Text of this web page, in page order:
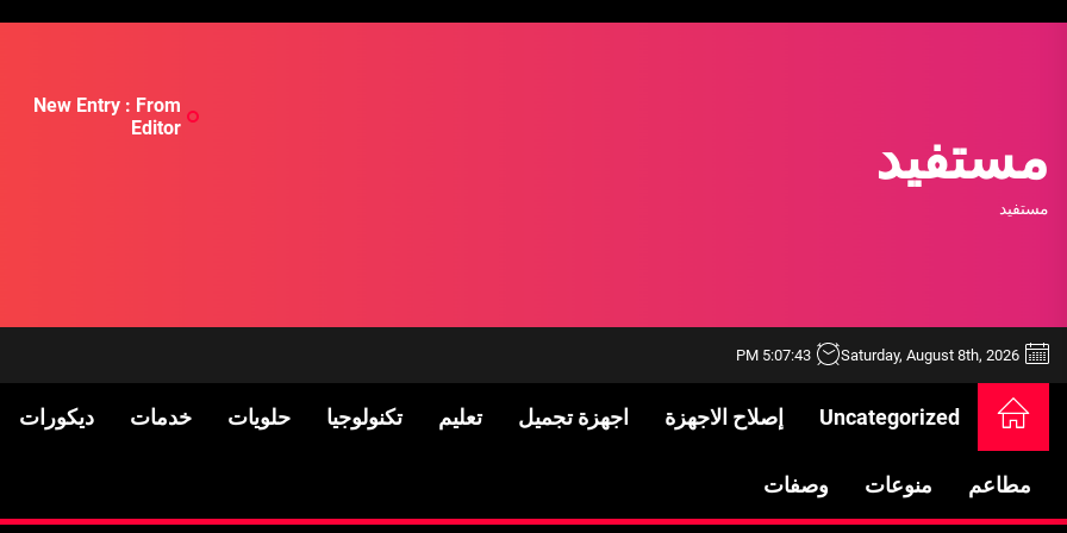
مستفيد
مستفيد
New Entry : From
Editor
Saturday, August 8th, 2026
5:07:43 PM
Uncategorized إصلاح الاجهزة اجهزة تجميل تعليم تكنولوجيا حلويات خدمات ديكورات
مطاعم منوعات وصفات
خدمات شركة الجوهرة كلين المتميزة